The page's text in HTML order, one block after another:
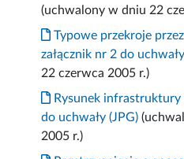
(uchwalony w dniu 22
Typowe przekroje
załącznik nr 2 do
22 czerwca 2005 r.)
Rysunek infrastruktury
do uchwały (JPG)
2005 r.)